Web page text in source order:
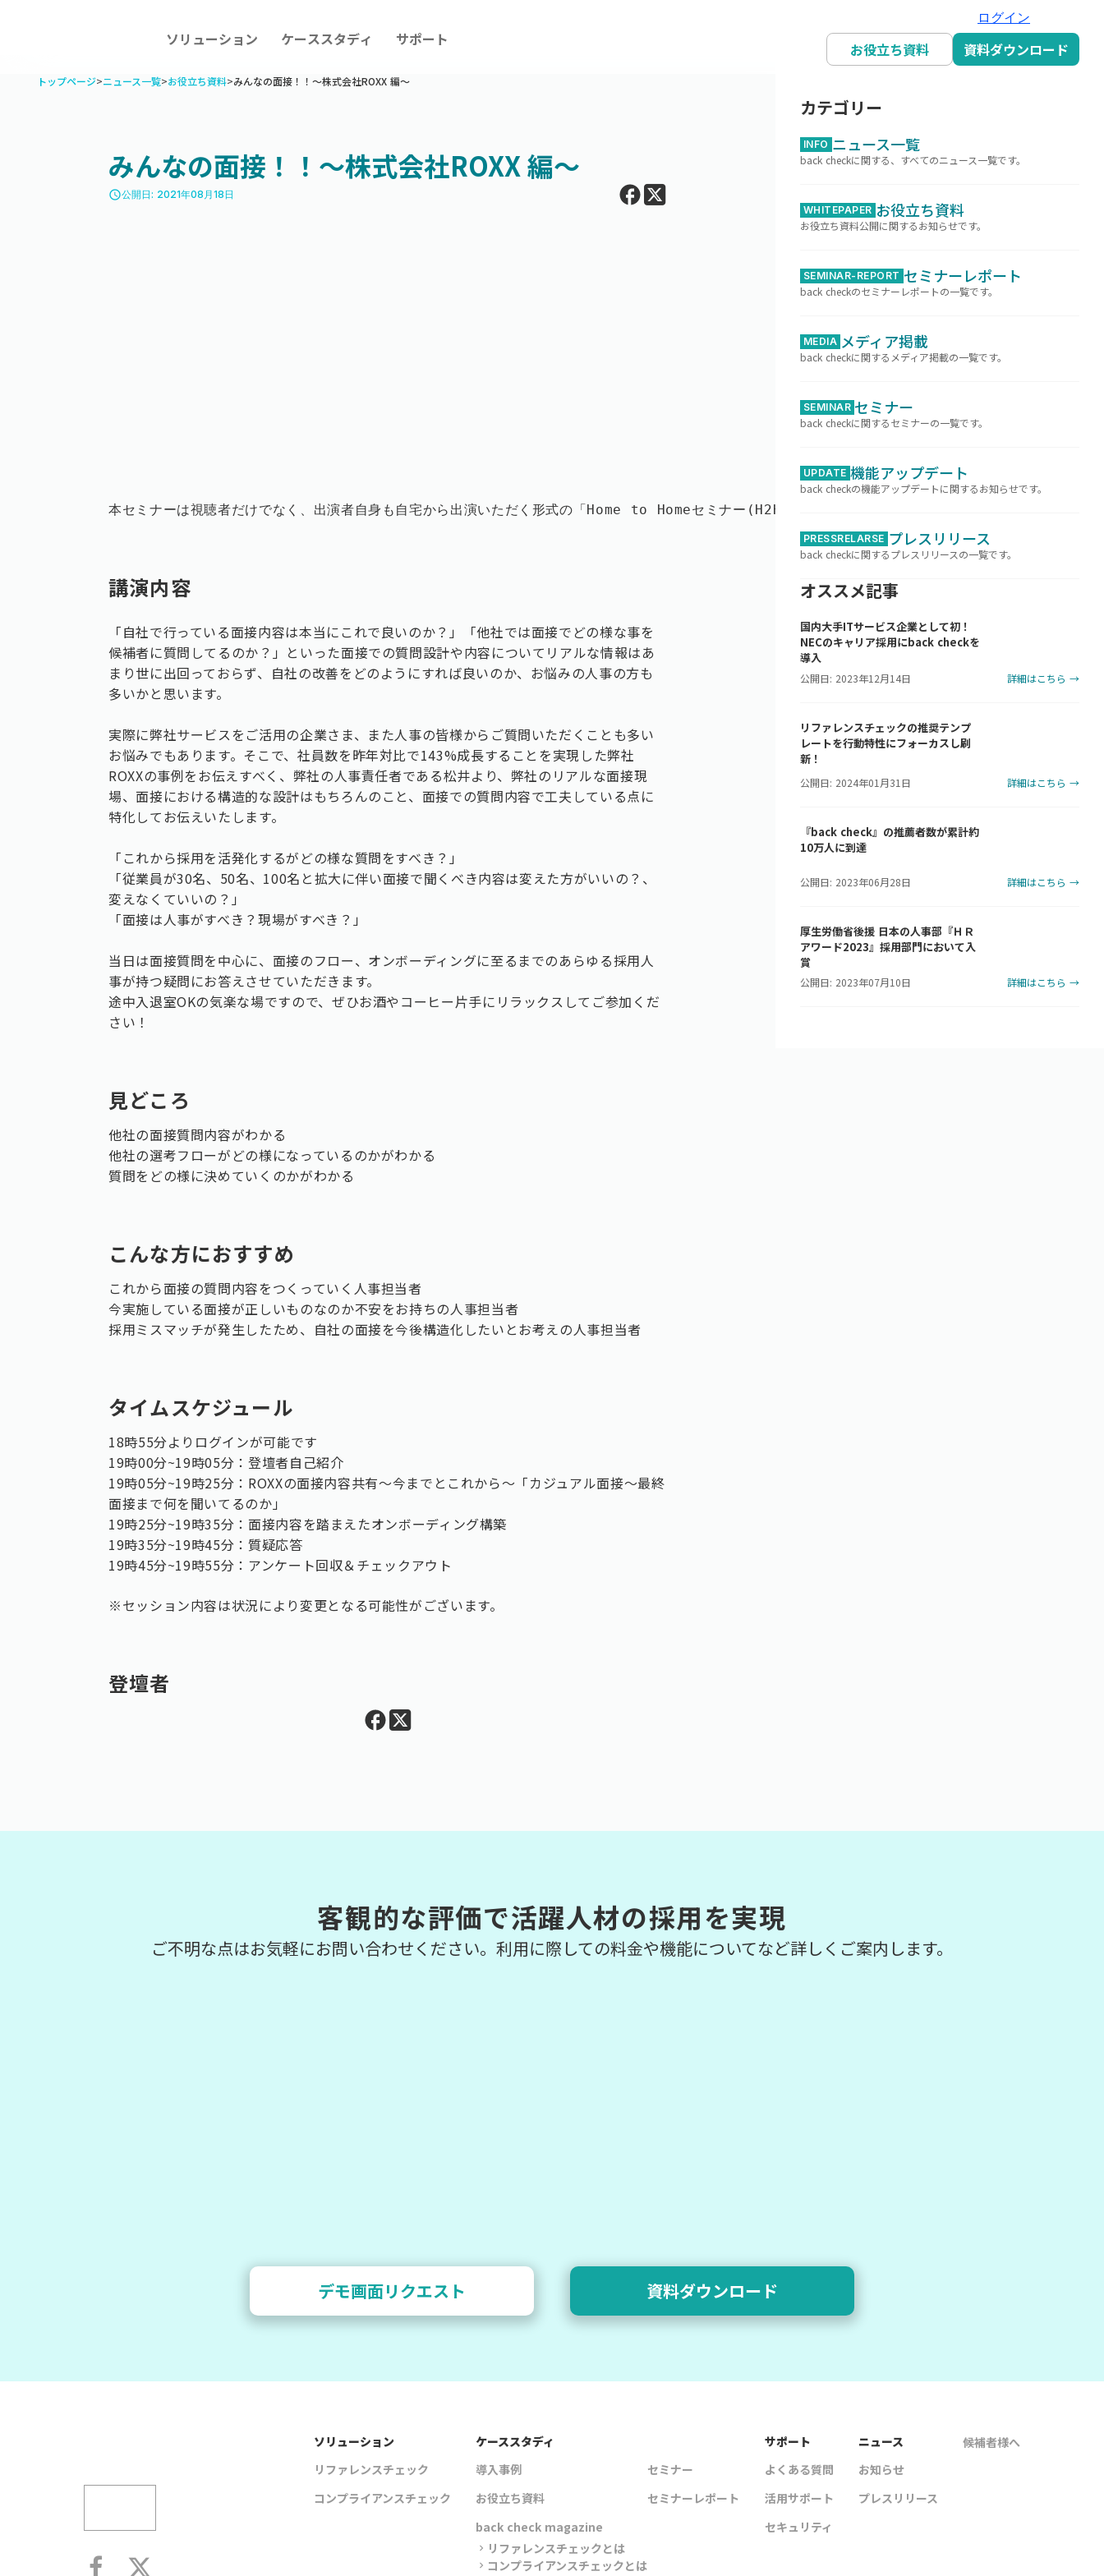
ソリューション ケーススタディ サポート
ログイン
お役立ち資料 資料ダウンロード
トップページ>ニュース一覧>お役立ち資料>みんなの面接！！〜株式会社ROXX 編〜
みんなの面接！！〜株式会社ROXX 編〜
access_time公開日: 2021年08月18日
本セミナーは視聴者だけでなく、出演者自身も自宅から出演いただく形式の「Home to Homeセミナー(H2H)」です。応募いただいた方へのみ、視聴用のURL
講演内容
「自社で行っている面接内容は本当にこれで良いのか？」「他社では面接でどの様な事を
候補者に質問してるのか？」といった面接での質問設計や内容についてリアルな情報はあ
まり世に出回っておらず、自社の改善をどのようにすれば良いのか、お悩みの人事の方も
多いかと思います。
実際に弊社サービスをご活用の企業さま、また人事の皆様からご質問いただくことも多い
お悩みでもあります。そこで、社員数を昨年対比で143%成長することを実現した弊社
ROXXの事例をお伝えすべく、弊社の人事責任者である松井より、弊社のリアルな面接現
場、面接における構造的な設計はもちろんのこと、面接での質問内容で工夫している点に
特化してお伝えいたします。
「これから採用を活発化するがどの様な質問をすべき？」
「従業員が30名、50名、100名と拡大に伴い面接で聞くべき内容は変えた方がいいの？、
変えなくていいの？」
「面接は人事がすべき？現場がすべき？」
当日は面接質問を中心に、面接のフロー、オンボーディングに至るまでのあらゆる採用人
事が持つ疑問にお答えさせていただきます。
途中入退室OKの気楽な場ですので、ぜひお酒やコーヒー片手にリラックスしてご参加くだ
さい！
見どころ
他社の面接質問内容がわかる
他社の選考フローがどの様になっているのかがわかる
質問をどの様に決めていくのかがわかる
こんな方におすすめ
これから面接の質問内容をつくっていく人事担当者
今実施している面接が正しいものなのか不安をお持ちの人事担当者
採用ミスマッチが発生したため、自社の面接を今後構造化したいとお考えの人事担当者
タイムスケジュール
18時55分よりログインが可能です
19時00分~19時05分：登壇者自己紹介
19時05分~19時25分：ROXXの面接内容共有〜今までとこれから〜「カジュアル面接〜最終
面接まで何を聞いてるのか」
19時25分~19時35分：面接内容を踏まえたオンボーディング構築
19時35分~19時45分：質疑応答
19時45分~19時55分：アンケート回収＆チェックアウト
※セッション内容は状況により変更となる可能性がございます。
登壇者
カテゴリー
INFO ニュース一覧
back checkに関する、すべてのニュース一覧です。
WHITEPAPER お役立ち資料
お役立ち資料公開に関するお知らせです。
SEMINAR-REPORT セミナーレポート
back checkのセミナーレポートの一覧です。
MEDIA メディア掲載
back checkに関するメディア掲載の一覧です。
SEMINAR セミナー
back checkに関するセミナーの一覧です。
UPDATE 機能アップデート
back checkの機能アップデートに関するお知らせです。
PRESSRELARSE プレスリリース
back checkに関するプレスリリースの一覧です。
オススメ記事
国内大手ITサービス企業として初！
NECのキャリア採用にback checkを
導入
公開日: 2023年12月14日 詳細はこちら →
リファレンスチェックの推奨テンプ
レートを行動特性にフォーカスし刷
新！
公開日: 2024年01月31日 詳細はこちら →
『back check』の推薦者数が累計約
10万人に到達
公開日: 2023年06月28日 詳細はこちら →
厚生労働省後援 日本の人事部『ＨＲ
アワード2023』採用部門において入
賞
公開日: 2023年07月10日 詳細はこちら →
客観的な評価で活躍人材の採用を実現
ご不明な点はお気軽にお問い合わせください。利用に際しての料金や機能についてなど詳しくご案内します。
デモ画面リクエスト 資料ダウンロード
ソリューション
リファレンスチェック
コンプライアンスチェック
ケーススタディ
導入事例
お役立ち資料
back check magazine
chevron_right リファレンスチェックとは
chevron_right コンプライアンスチェックとは
セミナー
セミナーレポート
サポート
よくある質問
活用サポート
セキュリティ
ニュース
お知らせ
プレスリリース
候補者様へ